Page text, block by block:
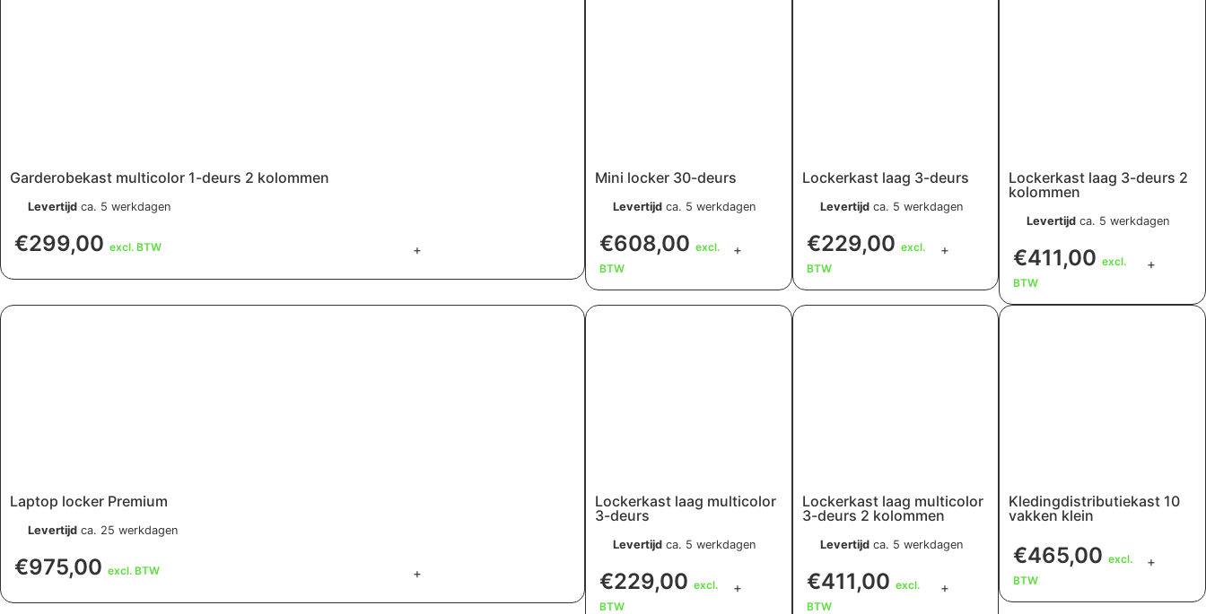
Garderobekast multicolor 1-deurs 2 kolommen
Levertijd ca. 5 werkdagen
€299,00 excl. BTW +
Mini locker 30-deurs
Levertijd ca. 5 werkdagen
€608,00 excl.
BTW
+
Lockerkast laag 3-deurs
Levertijdca. 5 werkdagen
€229,00 excl.
BTW
+
Lockerkast laag 3-deurs 2
kolommen
Levertijd ca. 5 werkdagen
€411,00 excl.
BTW
+
Laptop locker Premium
Levertijd ca. 25 werkdagen
€975,00 excl. BTW +
Lockerkast laag multicolor
3-deurs
Levertijd ca. 5 werkdagen
€229,00 excl.
BTW
+
Lockerkast laag multicolor
3-deurs 2 kolommen
Levertijdca. 5 werkdagen
€411,00 excl.
BTW
+
Kledingdistributiekast 10
vakken klein
€465,00 excl.
BTW
+